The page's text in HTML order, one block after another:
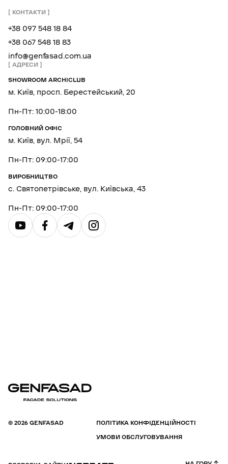
КОНТАКТИ
+38 097 548 18 84
+38 067 548 18 83
info@genfasad.com.ua
АДРЕСИ
SHOWROOM ARCHICLUB
м. Київ, просп. Берестейський, 20
Пн-Пт: 10:00-18:00
ГОЛОВНИЙ ОФІС
м. Київ, вул. Мрії, 54
Пн-Пт: 09:00-17:00
ВИРОБНИЦТВО
с. Святопетрівське, вул. Київська, 43
Пн-Пт: 09:00-17:00
© 2026 GENFASAD
ПОЛІТИКА КОНФІДЕНЦІЙНОСТІ
УМОВИ ОБСЛУГОВУВАННЯ